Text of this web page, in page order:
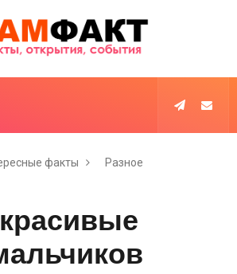
факты Разное